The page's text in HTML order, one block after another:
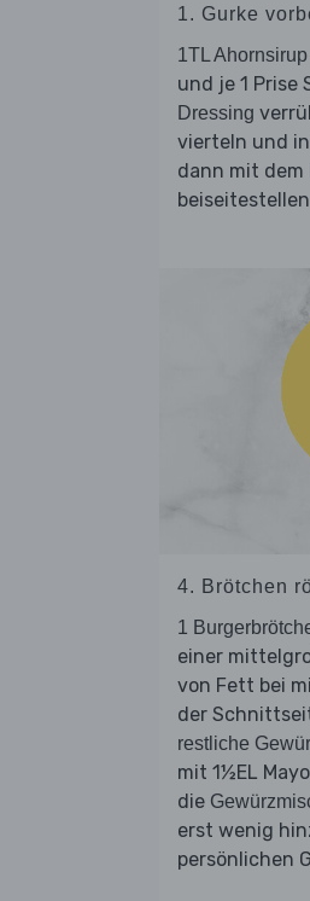
1. Gurke
1TL Ahornsirup
und je 1 Prise
Dressing
vierteln und
dann mit dem
4. Brötchen
1
einer
von Fett bei
der
restliche
mit 1½EL
die
erst wenig
persönlichen